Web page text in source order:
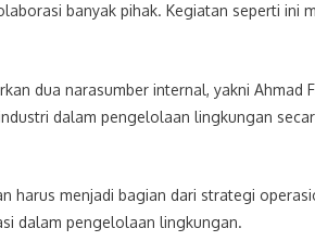
banyak pihak. Kegiatan seperti
dua narasumber internal, yakni Ahmad
dalam pengelolaan lingkungan
harus menjadi bagian dari strategi
dalam pengelolaan lingkungan.